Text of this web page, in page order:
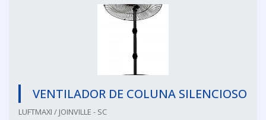
VENTILADOR DE COLUNA SILENCIOSO
LUFTMAXI / JOINVILLE - SC